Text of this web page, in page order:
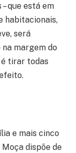
que está em
habitacionais,
será
margem do
é tirar todas
e mais cinco
dispõe de